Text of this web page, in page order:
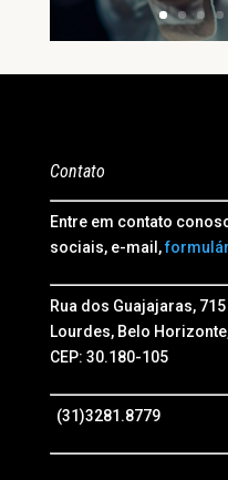
Contato
Entre em contato
sociais, e-mail,
Rua dos Guajajaras,
Lourdes, Belo
CEP: 30.180-105
(31)3281.8779